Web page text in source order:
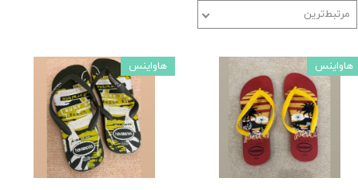
مرتبط‌ترین
هاواینس هاواینس